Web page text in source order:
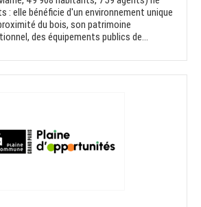
: elle bénéficie d'un environnement unique
du bois, son patrimoine
des équipements publics de...